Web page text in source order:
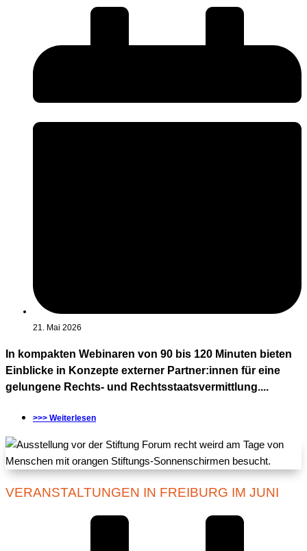
21. Mai 2026
In kompakten Webinaren von 90 bis 120 Minuten bieten
Einblicke in Konzepte externer Partner:innen für eine
gelungene Rechts- und Rechtsstaatsvermittlung....
>>> Weiterlesen
VERANSTALTUNGEN IN FREIBURG IM JUNI